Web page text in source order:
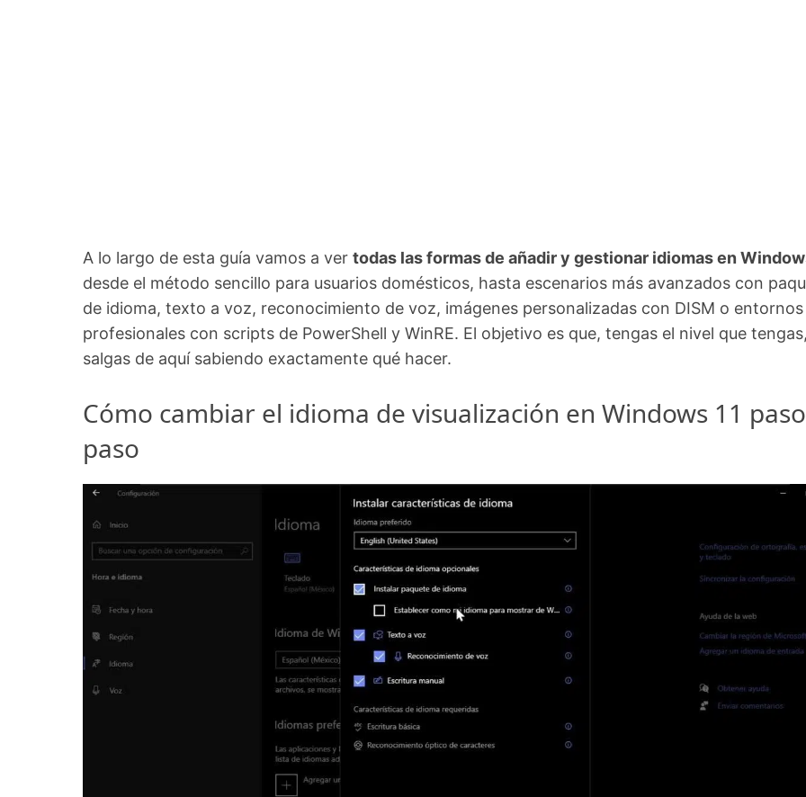
A lo largo de esta guía vamos a ver todas las formas de añadir y gestionar idiomas en
desde el método sencillo para usuarios domésticos, hasta escenarios más avanzados con
de idioma, texto a voz, reconocimiento de voz, imágenes personalizadas con DISM o entornos
profesionales con scripts de PowerShell y WinRE. El objetivo es que, tengas el nivel que
salgas de aquí sabiendo exactamente qué hacer.
Cómo cambiar el idioma de visualización en Windows 11
paso